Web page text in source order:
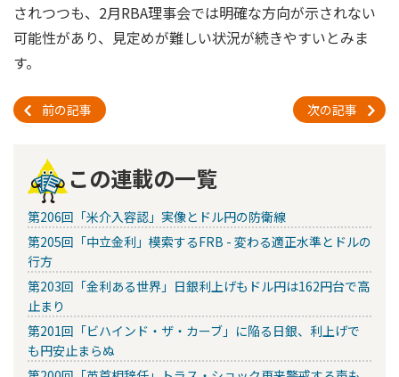
されつつも、2月RBA理事会では明確な方向が示されない
可能性があり、見定めが難しい状況が続きやすいとみま
す。
前の記事 次の記事
この連載の一覧
第206回「米介入容認」実像とドル円の防衛線
第205回「中立金利」模索するFRB - 変わる適正水準とドルの
行方
第203回「金利ある世界」日銀利上げもドル円は162円台で高
止まり
第201回「ビハインド・ザ・カーブ」に陥る日銀、利上げで
も円安止まらぬ